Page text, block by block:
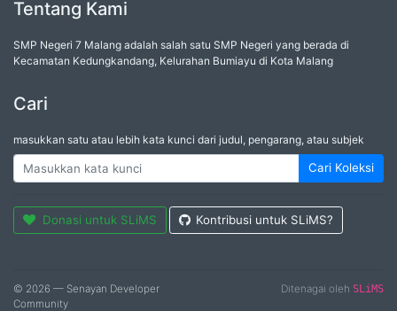
Tentang Kami
SMP Negeri 7 Malang adalah salah satu SMP Negeri yang berada di
Kecamatan Kedungkandang, Kelurahan Bumiayu di Kota Malang
Cari
masukkan satu atau lebih kata kunci dari judul, pengarang, atau subjek
Cari Koleksi
Donasi untuk SLiMS Kontribusi untuk SLiMS?
© 2026 — Senayan Developer
Community
Ditenagai oleh SLiMS